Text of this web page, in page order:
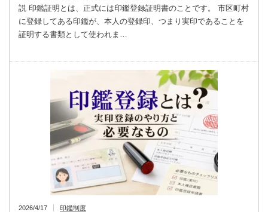
説 印鑑証明とは、正式には印鑑登録証明書のことです。 市区町村
に登録してある印鑑が、本人の登録印、つまり実印であることを
証明する書類として使われま…
2026/4/17 印鑑制度